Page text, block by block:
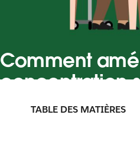
Comment
concentration
Personnalisez Slack selon vos
TABLE DES MATIÈRES